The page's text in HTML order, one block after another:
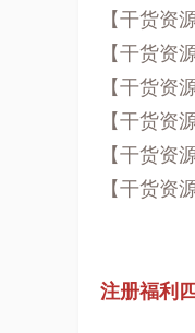
【干货
【干货
【干货
【干货
【干货
【干货资
注册福利